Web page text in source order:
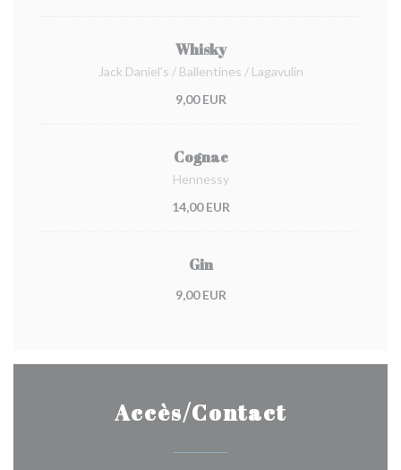
Whisky
Jack Daniel’s / Ballentines / Lagavulin
9,00 EUR
Cognac
Hennessy
14,00 EUR
Gin
9,00 EUR
Accès/Contact